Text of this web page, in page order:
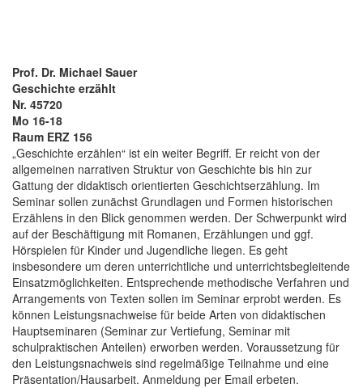
Prof. Dr. Michael Sauer
Geschichte erzählt
Nr. 45720
Mo 16-18
Raum ERZ 156
„Geschichte erzählen“ ist ein weiter Begriff. Er reicht von der
allgemeinen narrativen Struktur von Geschichte bis hin zur
Gattung der didaktisch orientierten Geschichtserzählung. Im
Seminar sollen zunächst Grundlagen und Formen historischen
Erzählens in den Blick genommen werden. Der Schwerpunkt wird
auf der Beschäftigung mit Romanen, Erzählungen und ggf.
Hörspielen für Kinder und Jugendliche liegen. Es geht
insbesondere um deren unterrichtliche und unterrichtsbegleitende
Einsatzmöglichkeiten. Entsprechende methodische Verfahren und
Arrangements von Texten sollen im Seminar erprobt werden. Es
können Leistungsnachweise für beide Arten von didaktischen
Hauptseminaren (Seminar zur Vertiefung, Seminar mit
schulpraktischen Anteilen) erworben werden. Voraussetzung für
den Leistungsnachweis sind regelmäßige Teilnahme und eine
Präsentation/Hausarbeit. Anmeldung per Email erbeten.